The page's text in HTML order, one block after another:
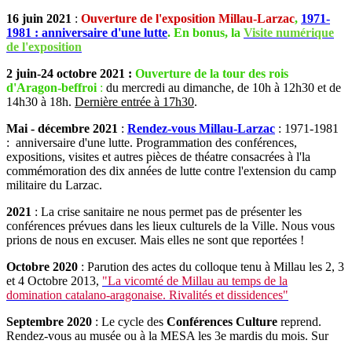
16 juin 2021 : Ouverture de l'exposition Millau-Larzac, 1971-
1981 : anniversaire d'une lutte. En bonus, la Visite numérique
de l'exposition
2 juin-24 octobre 2021 : Ouverture de la tour des rois
d'Aragon-beffroi: du mercredi au dimanche, de 10h à 12h30 et de
14h30 à 18h. Dernière entrée à 17h30.
Mai - décembre 2021 : Rendez-vous Millau-Larzac : 1971-1981
: anniversaire d'une lutte. Programmation des conférences,
expositions, visites et autres pièces de théatre consacrées à l'la
commémoration des dix années de lutte contre l'extension du camp
militaire du Larzac.
2021 : La crise sanitaire ne nous permet pas de présenter les
conférences prévues dans les lieux culturels de la Ville. Nous vous
prions de nous en excuser. Mais elles ne sont que reportées !
Octobre 2020 : Parution des actes du colloque tenu à Millau les 2, 3
et 4 Octobre 2013, "La vicomté de Millau au temps de la
domination catalano-aragonaise. Rivalités et dissidences"
Septembre 2020 : Le cycle des Conférences Culture reprend.
Rendez-vous au musée ou à la MESA les 3e mardis du mois. Sur